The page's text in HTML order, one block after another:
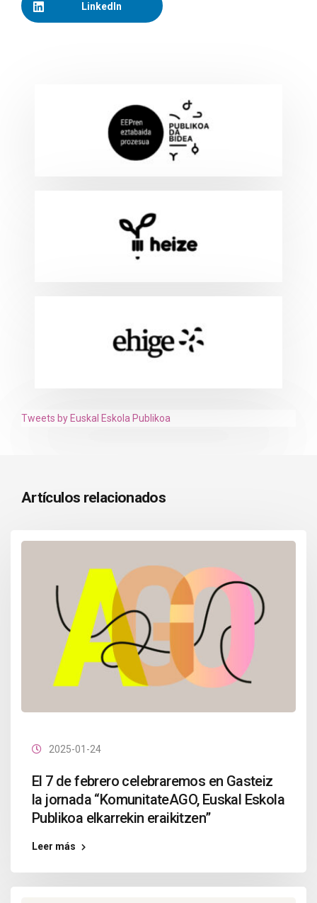
LinkedIn
Tweets by Euskal Eskola Publikoa
Artículos relacionados
2025-01-24
El 7 de febrero celebraremos en Gasteiz
la jornada “KomunitateAGO, Euskal Eskola
Publikoa elkarrekin eraikitzen”
Leer más